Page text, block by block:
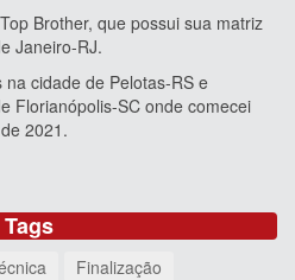
que possui sua matriz
Janeiro-RJ.
de Pelotas-RS e
Florianópolis-SC onde comecei
2021.
Tags
Finalização